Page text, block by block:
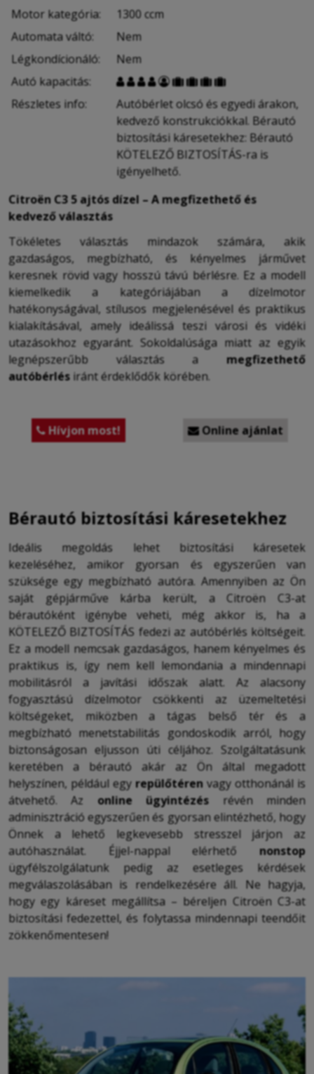
Motor kategória:
1300 ccm
Automata váltó:
Nem
Légkondícionáló:
Nem
Autó kapacitás:
        
Részletes info:
Autóbérlet olcsó és egyedi árakon,
kedvező konstrukciókkal. Bérautó
biztosítási káresetekhez: Bérautó
KÖTELEZŐ BIZTOSÍTÁS-ra is
igényelhető.
Citroën C3 5 ajtós dízel – A megfizethető és
kedvező választás
Tökéletes választás mindazok számára, akik
gazdaságos, megbízható, és kényelmes járművet
keresnek rövid vagy hosszú távú bérlésre. Ez a modell
kiemelkedik a kategóriájában a dízelmotor
hatékonyságával, stílusos megjelenésével és praktikus
kialakításával, amely ideálissá teszi városi és vidéki
utazásokhoz egyaránt. Sokoldalúsága miatt az egyik
legnépszerűbb választás a megfizethető
autóbérlés iránt érdeklődők körében.
 Hívjon most! Online ajánlat
Bérautó biztosítási káresetekhez
Ideális megoldás lehet biztosítási káresetek
kezeléséhez, amikor gyorsan és egyszerűen van
szüksége egy megbízható autóra. Amennyiben az Ön
saját gépjárműve kárba került, a Citroën C3-at
bérautóként igénybe veheti, még akkor is, ha a
KÖTELEZŐ BIZTOSÍTÁS fedezi az autóbérlés költségeit.
Ez a modell nemcsak gazdaságos, hanem kényelmes és
praktikus is, így nem kell lemondania a mindennapi
mobilitásról a javítási időszak alatt. Az alacsony
fogyasztású dízelmotor csökkenti az üzemeltetési
költségeket, miközben a tágas belső tér és a
megbízható menetstabilitás gondoskodik arról, hogy
biztonságosan eljusson úti céljához. Szolgáltatásunk
keretében a bérautó akár az Ön által megadott
helyszínen, például egy repülőtéren vagy otthonánál is
átvehető. Az online ügyintézés révén minden
adminisztráció egyszerűen és gyorsan elintézhető, hogy
Önnek a lehető legkevesebb stresszel járjon az
autóhasználat. Éjjel-nappal elérhető nonstop
ügyfélszolgálatunk pedig az esetleges kérdések
megválaszolásában is rendelkezésére áll. Ne hagyja,
hogy egy káreset megállítsa – béreljen Citroën C3-at
biztosítási fedezettel, és folytassa mindennapi teendőit
zökkenőmentesen!